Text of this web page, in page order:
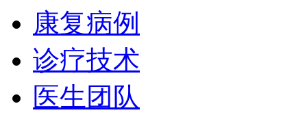
康复病例
诊疗技术
医生团队